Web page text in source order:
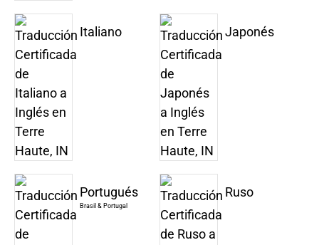
Italiano Japonés
Portugués
Brasil & Portugal
Ruso